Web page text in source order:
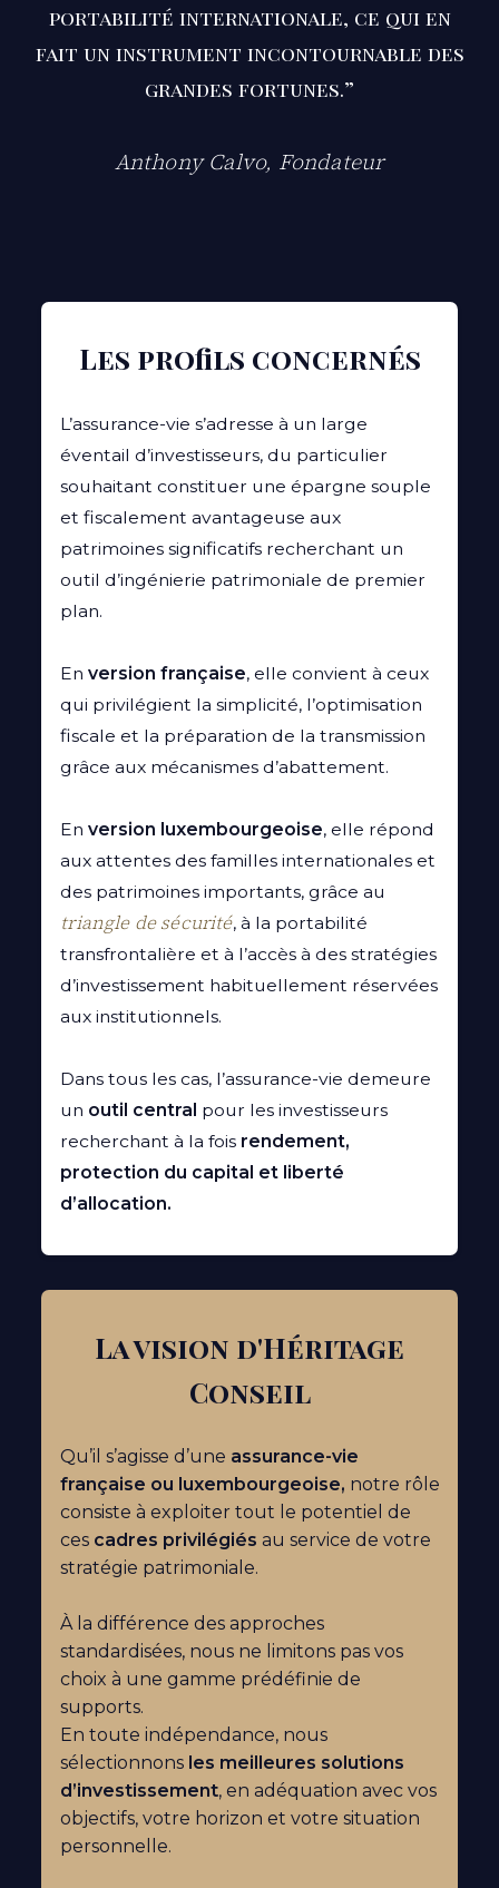
portabilité internationale, ce qui en
fait un instrument incontournable des
grandes fortunes.”
Anthony Calvo, Fondateur
Les profils concernés
L’assurance-vie s’adresse à un large
éventail d’investisseurs, du particulier
souhaitant constituer une épargne souple
et fiscalement avantageuse aux
patrimoines significatifs recherchant un
outil d’ingénierie patrimoniale de premier
plan.
Enversion française, elle convient à ceux
qui privilégient la simplicité, l’optimisation
fiscale et la préparation de la transmission
grâce aux mécanismes d’abattement.
Enversion luxembourgeoise, elle répond
aux attentes des familles internationales et
des patrimoines importants, grâce au
triangle de sécurité, à la portabilité
transfrontalière et à l’accès à des stratégies
d’investissement habituellement réservées
aux institutionnels.
Dans tous les cas, l’assurance-vie demeure
un outil central pour les investisseurs
recherchant à la fois rendement,
protection du capital et liberté
d’allocation.
La vision d'Héritage
Conseil
Qu’il s’agisse d’une assurance-vie
française ou luxembourgeoise, notre rôle
consiste à exploitertout le potentiel de
ces cadres privilégiés au service de votre
stratégie patrimoniale.
À la différence des approches
standardisées, nous ne limitons pas vos
choix à une gamme prédéfinie de
supports.
En toute indépendance, nous
sélectionnons les meilleures solutions
d’investissement, en adéquation avec vos
objectifs, votre horizon et votre situation
personnelle.